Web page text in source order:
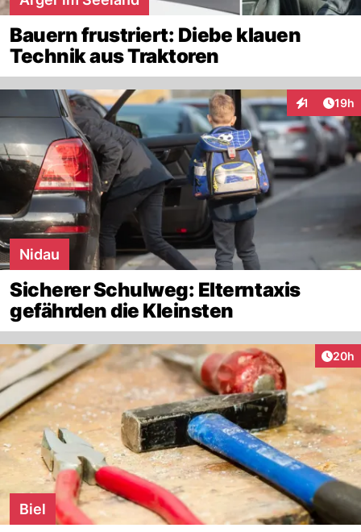
Bauern frustriert: Diebe klauen
Technik aus Traktoren
1 19h
Nidau
Sicherer Schulweg: Elterntaxis
gefährden die Kleinsten
20h
Biel